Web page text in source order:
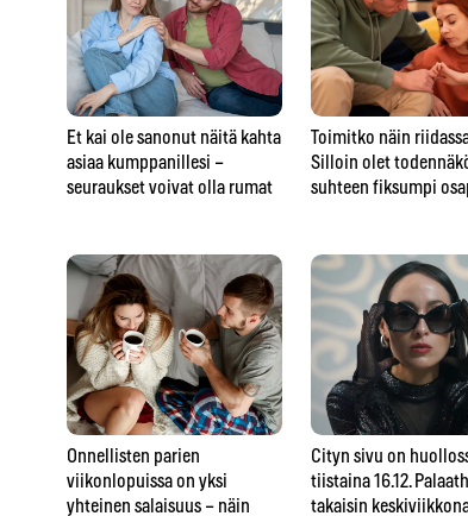
Et kai ole sanonut näitä kahta
asiaa kumppanillesi –
seuraukset voivat olla rumat
Onnellisten parien
viikonlopuissa on yksi
yhteinen salaisuus – näin
Toimitko näin
Silloin olet
suhteen fiksumpi
Cityn sivu on
tiistaina 16.12.
takaisin